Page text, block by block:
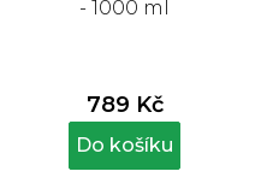
- 1000 ml
789 Kč
Do košíku